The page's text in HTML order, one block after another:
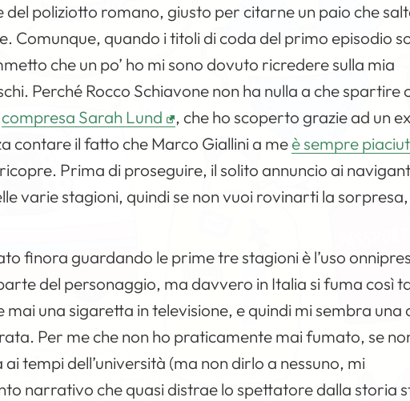
del poliziotto romano, giusto per citarne un paio che
Comunque, quando i titoli di coda del primo episodio
che un po’ ho mi sono dovuto ricredere sulla mia
Perché Rocco Schiavone non ha nulla a che spartire
compresa Sarah Lund
, che ho scoperto grazie ad un ex
contare il fatto che Marco Giallini a meè sempre
Prima di proseguire, il solito annuncio ai
varie stagioni, quindi se non vuoi rovinarti la sorpresa,
finora guardando le prime tre stagioni è l’uso
del personaggio, ma davvero in Italia si fuma così
mai una sigaretta in televisione, e quindi mi sembra una
Per me che non ho praticamente mai fumato, se
tempi dell’università (ma non dirlo a nessuno, mi
narrativo che quasi distrae lo spettatore dalla storia